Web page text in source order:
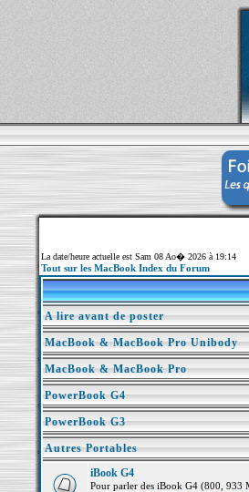
La date/heure actuelle est Sam 08 Ao� 2026 à 19:14
Tout sur les MacBook Index du Forum
A lire avant de poster
MacBook & MacBook Pro Unibody
MacBook & MacBook Pro
PowerBook G4
PowerBook G3
Autres Portables
iBook G4
Pour parler des iBook G4 (800, 933